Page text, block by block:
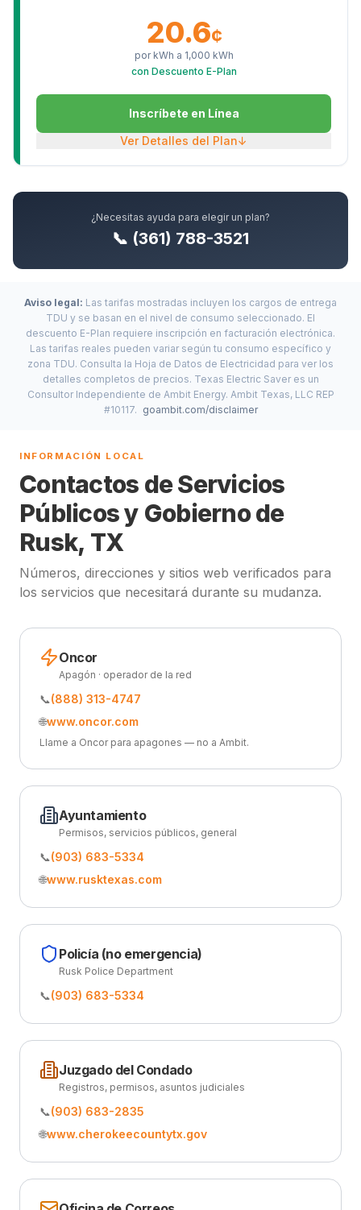
20.6¢
por kWh a 1,000 kWh
con Descuento E-Plan
Inscríbete en Línea
Ver Detalles del Plan↓
¿Necesitas ayuda para elegir un plan?
📞 (361) 788-3521
Aviso legal: Las tarifas mostradas incluyen los cargos de entrega
TDU y se basan en el nivel de consumo seleccionado. El
descuento E-Plan requiere inscripción en facturación electrónica.
Las tarifas reales pueden variar según tu consumo específico y
zona TDU. Consulta la Hoja de Datos de Electricidad para ver los
detalles completos de precios. Texas Electric Saver es un
Consultor Independiente de Ambit Energy. Ambit Texas, LLC REP
#10117. goambit.com/disclaimer
INFORMACIÓN LOCAL
Contactos de Servicios
Públicos y Gobierno de
Rusk, TX
Números, direcciones y sitios web verificados para
los servicios que necesitará durante su mudanza.
Oncor
Apagón · operador de la red
📞(888) 313-4747
🌐www.oncor.com
Llame a Oncor para apagones — no a Ambit.
Ayuntamiento
Permisos, servicios públicos, general
📞(903) 683-5334
🌐www.rusktexas.com
Policía (no emergencia)
Rusk Police Department
📞(903) 683-5334
Juzgado del Condado
Registros, permisos, asuntos judiciales
📞(903) 683-2835
🌐www.cherokeecountytx.gov